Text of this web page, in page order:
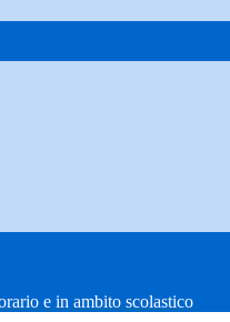
e in ambito scolastico